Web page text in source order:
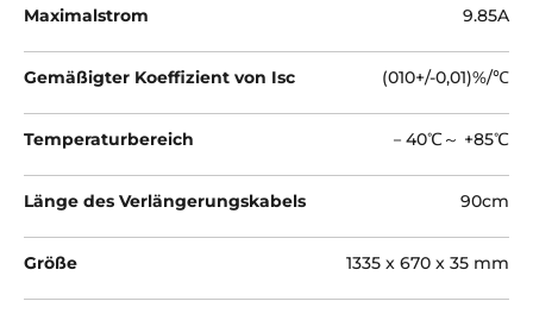
Maximalstrom 9.85A
Gemäßigter Koeffizient von Isc (010+/-0,01)%/℃
Temperaturbereich －40℃～ +85℃
Länge des Verlängerungskabels 90cm
Größe 1335 x 670 x 35 mm